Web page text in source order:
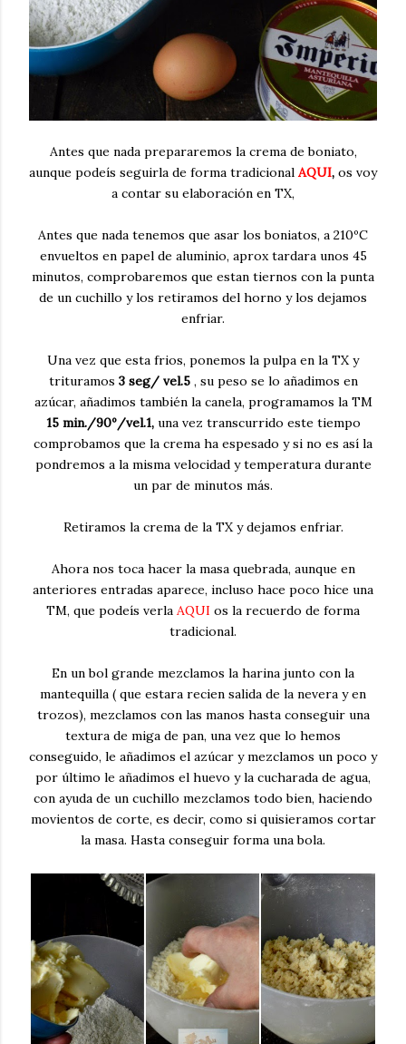
Antes que nada prepararemos la crema de boniato,
aunque podeís seguirla de forma tradicional AQUI, os voy
a contar su elaboración en TX,
Antes que nada tenemos que asar los boniatos, a 210ºC
envueltos en papel de aluminio, aprox tardara unos 45
minutos, comprobaremos que estan tiernos con la punta
de un cuchillo y los retiramos del horno y los dejamos
enfriar.
Una vez que esta frios, ponemos la pulpa en la TX y
trituramos 3 seg/ vel.5, su peso se lo añadimos en
azúcar, añadimos también la canela, programamos la TM
15 min./90º/vel.1, una vez transcurrido este tiempo
comprobamos que la crema ha espesado y si no es así la
pondremos a la misma velocidad y temperatura durante
un par de minutos más.
Retiramos la crema de la TX y dejamos enfriar.
Ahora nos toca hacer la masa quebrada, aunque en
anteriores entradas aparece, incluso hace poco hice una
TM, que podeís verla AQUI os la recuerdo de forma
tradicional.
En un bol grande mezclamos la harina junto con la
mantequilla ( que estara recien salida de la nevera y en
trozos), mezclamos con las manos hasta conseguir una
textura de miga de pan, una vez que lo hemos
conseguido, le añadimos el azúcar y mezclamos un poco y
por último le añadimos el huevo y la cucharada de agua,
con ayuda de un cuchillo mezclamos todo bien, haciendo
movientos de corte, es decir, como si quisieramos cortar
la masa. Hasta conseguir forma una bola.